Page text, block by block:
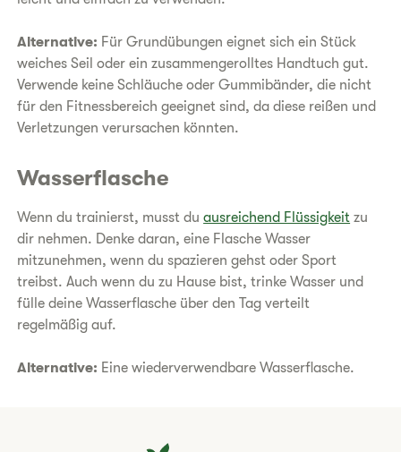
Alternative: Für Grundübungen eignet sich ein Stück
weiches Seil oder ein zusammengerolltes Handtuch gut.
Verwende keine Schläuche oder Gummibänder, die nicht
für den Fitnessbereich geeignet sind, da diese reißen und
Verletzungen verursachen könnten.
Wasserflasche
Wenn du trainierst, musst duausreichend Flüssigkeit zu
dir nehmen. Denke daran, eine Flasche Wasser
mitzunehmen, wenn du spazieren gehst oder Sport
treibst. Auch wenn du zu Hause bist, trinke Wasser und
fülle deine Wasserflasche über den Tag verteilt
regelmäßig auf.
Alternative: Eine wiederverwendbare Wasserflasche.